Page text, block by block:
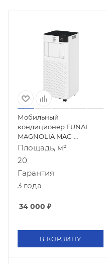
Мобильный
кондиционер FUNAI
MAGNOLIA MAC-
MG28CON01
Площадь, м²
20
Гарантия
3 года
34 000 ₽
В КОРЗИНУ